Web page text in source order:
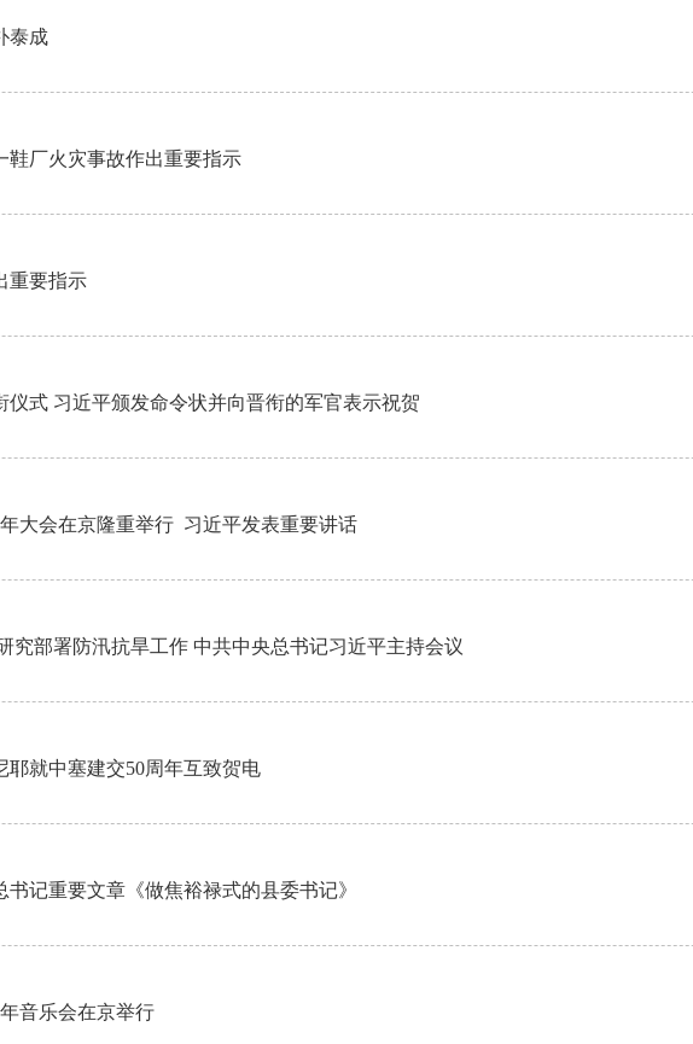
泰成
鞋厂火灾事故作出重要指示
重要指示
仪式 习近平颁发命令状并向晋衔的军官表示祝贺
大会在京隆重举行 习近平发表重要讲话
究部署防汛抗旱工作 中共中央总书记习近平主持会议
耶就中塞建交50周年互致贺电
书记重要文章《做焦裕禄式的县委书记》
音乐会在京举行